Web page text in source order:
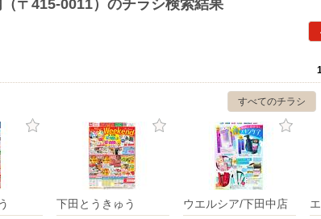
〒415-0011）のチラシ検索結果
すべてのチラシ
下田とうきゅう ウエルシア/下田中店